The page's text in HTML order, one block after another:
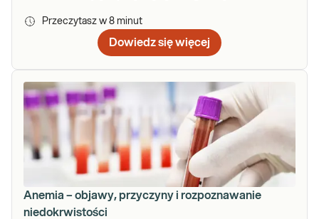
Przeczytasz w 8 minut
Dowiedz się więcej
Anemia – objawy, przyczyny i rozpoznawanie
niedokrwistości